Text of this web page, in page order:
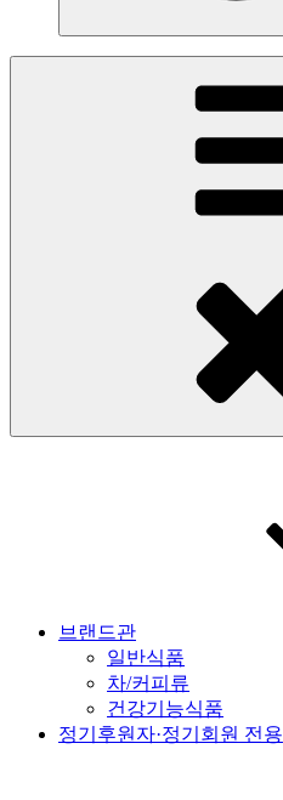
브랜드관
일반식품
차/커피류
건강기능식품
정기후원자·정기회원 전용